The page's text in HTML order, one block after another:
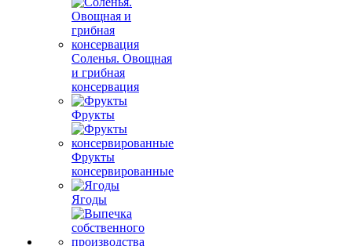
Соленья. Овощная
и грибная
консервация
Фрукты
Фрукты
консервированные
Ягоды